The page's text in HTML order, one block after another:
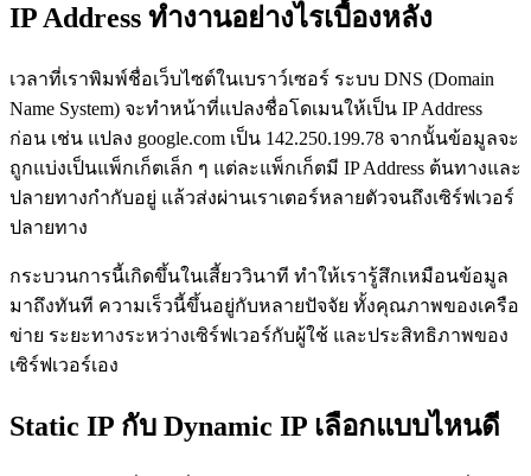
IP Address ทำงานอย่างไรเบื้องหลัง
เวลาที่เราพิมพ์ชื่อเว็บไซต์ในเบราว์เซอร์ ระบบ DNS (Domain
Name System) จะทำหน้าที่แปลงชื่อโดเมนให้เป็น IP Address
ก่อน เช่น แปลง google.com เป็น 142.250.199.78 จากนั้นข้อมูลจะ
ถูกแบ่งเป็นแพ็กเก็ตเล็ก ๆ แต่ละแพ็กเก็ตมี IP Address ต้นทางและ
ปลายทางกำกับอยู่ แล้วส่งผ่านเราเตอร์หลายตัวจนถึงเซิร์ฟเวอร์
ปลายทาง
กระบวนการนี้เกิดขึ้นในเสี้ยววินาที ทำให้เรารู้สึกเหมือนข้อมูล
มาถึงทันที ความเร็วนี้ขึ้นอยู่กับหลายปัจจัย ทั้งคุณภาพของเครือ
ข่าย ระยะทางระหว่างเซิร์ฟเวอร์กับผู้ใช้ และประสิทธิภาพของ
เซิร์ฟเวอร์เอง
Static IP กับ Dynamic IP เลือกแบบไหนดี